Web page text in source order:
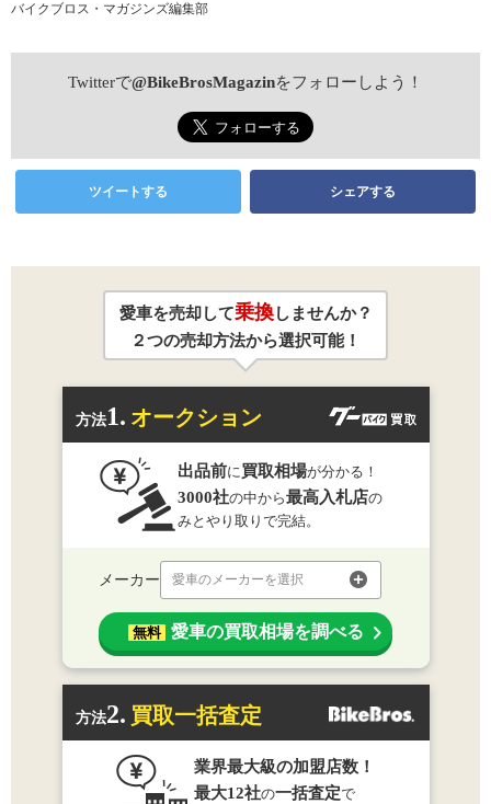
バイクブロス・マガジンズ編集部
Twitterで@BikeBrosMagazinをフォローしよう！
ツイートする シェアする
愛車を売却して乗換しませんか？
２つの売却方法から選択可能！
方法1. オークション
出品前に買取相場が分かる！
3000社の中から最高入札店の
みとやり取りで完結。
メーカー 愛車のメーカーを選択
無料 愛車の買取相場を調べる
方法2. 買取一括査定
業界最大級の加盟店数！
最大12社の一括査定で